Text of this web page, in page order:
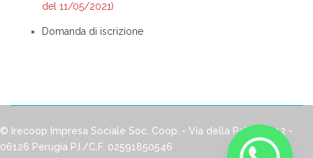
del 11/05/2021)
Domanda di iscrizione
© Irecoop Impresa Sociale Soc. Coop. - Via della Pallotta, 12 -
06126 Perugia P.I./C.F. 02591850546